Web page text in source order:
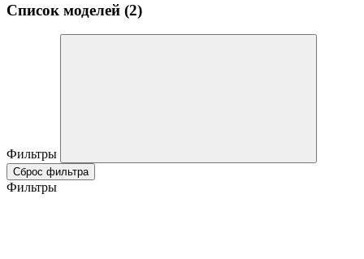
Список моделей (2)
Фильтры
Сброс фильтра
Фильтры